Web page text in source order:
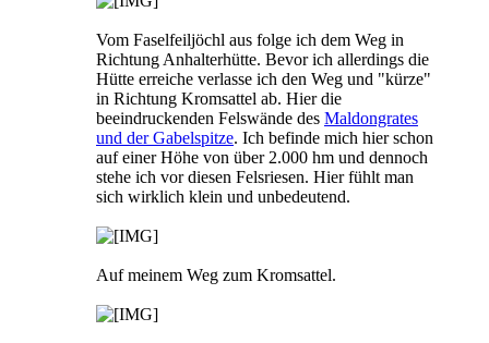
Vom Faselfeiljöchl aus folge ich dem Weg in
Richtung Anhalterhütte. Bevor ich allerdings die
Hütte erreiche verlasse ich den Weg und "kürze"
in Richtung Kromsattel ab. Hier die
beeindruckenden Felswände des Maldongrates
und der Gabelspitze. Ich befinde mich hier schon
auf einer Höhe von über 2.000 hm und dennoch
stehe ich vor diesen Felsriesen. Hier fühlt man
sich wirklich klein und unbedeutend.
Auf meinem Weg zum Kromsattel.